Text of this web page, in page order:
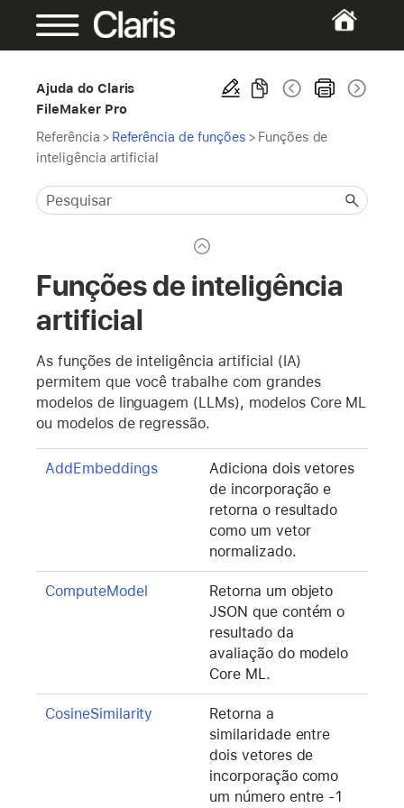
Ajuda do Claris
FileMaker Pro
Referência > Referência de funções > Funções de
inteligência artificial
Funções de inteligência
artificial
As funções de inteligência artificial (IA)
permitem que você trabalhe com grandes
modelos de linguagem (LLMs), modelos Core ML
ou modelos de regressão.
AddEmbeddings
Adiciona dois vetores
de incorporação e
retorna o resultado
como um vetor
normalizado.
ComputeModel
Retorna um objeto
JSON que contém o
resultado da
avaliação do modelo
Core ML.
CosineSimilarity
Retorna a
similaridade entre
dois vetores de
incorporação como
um número entre -1